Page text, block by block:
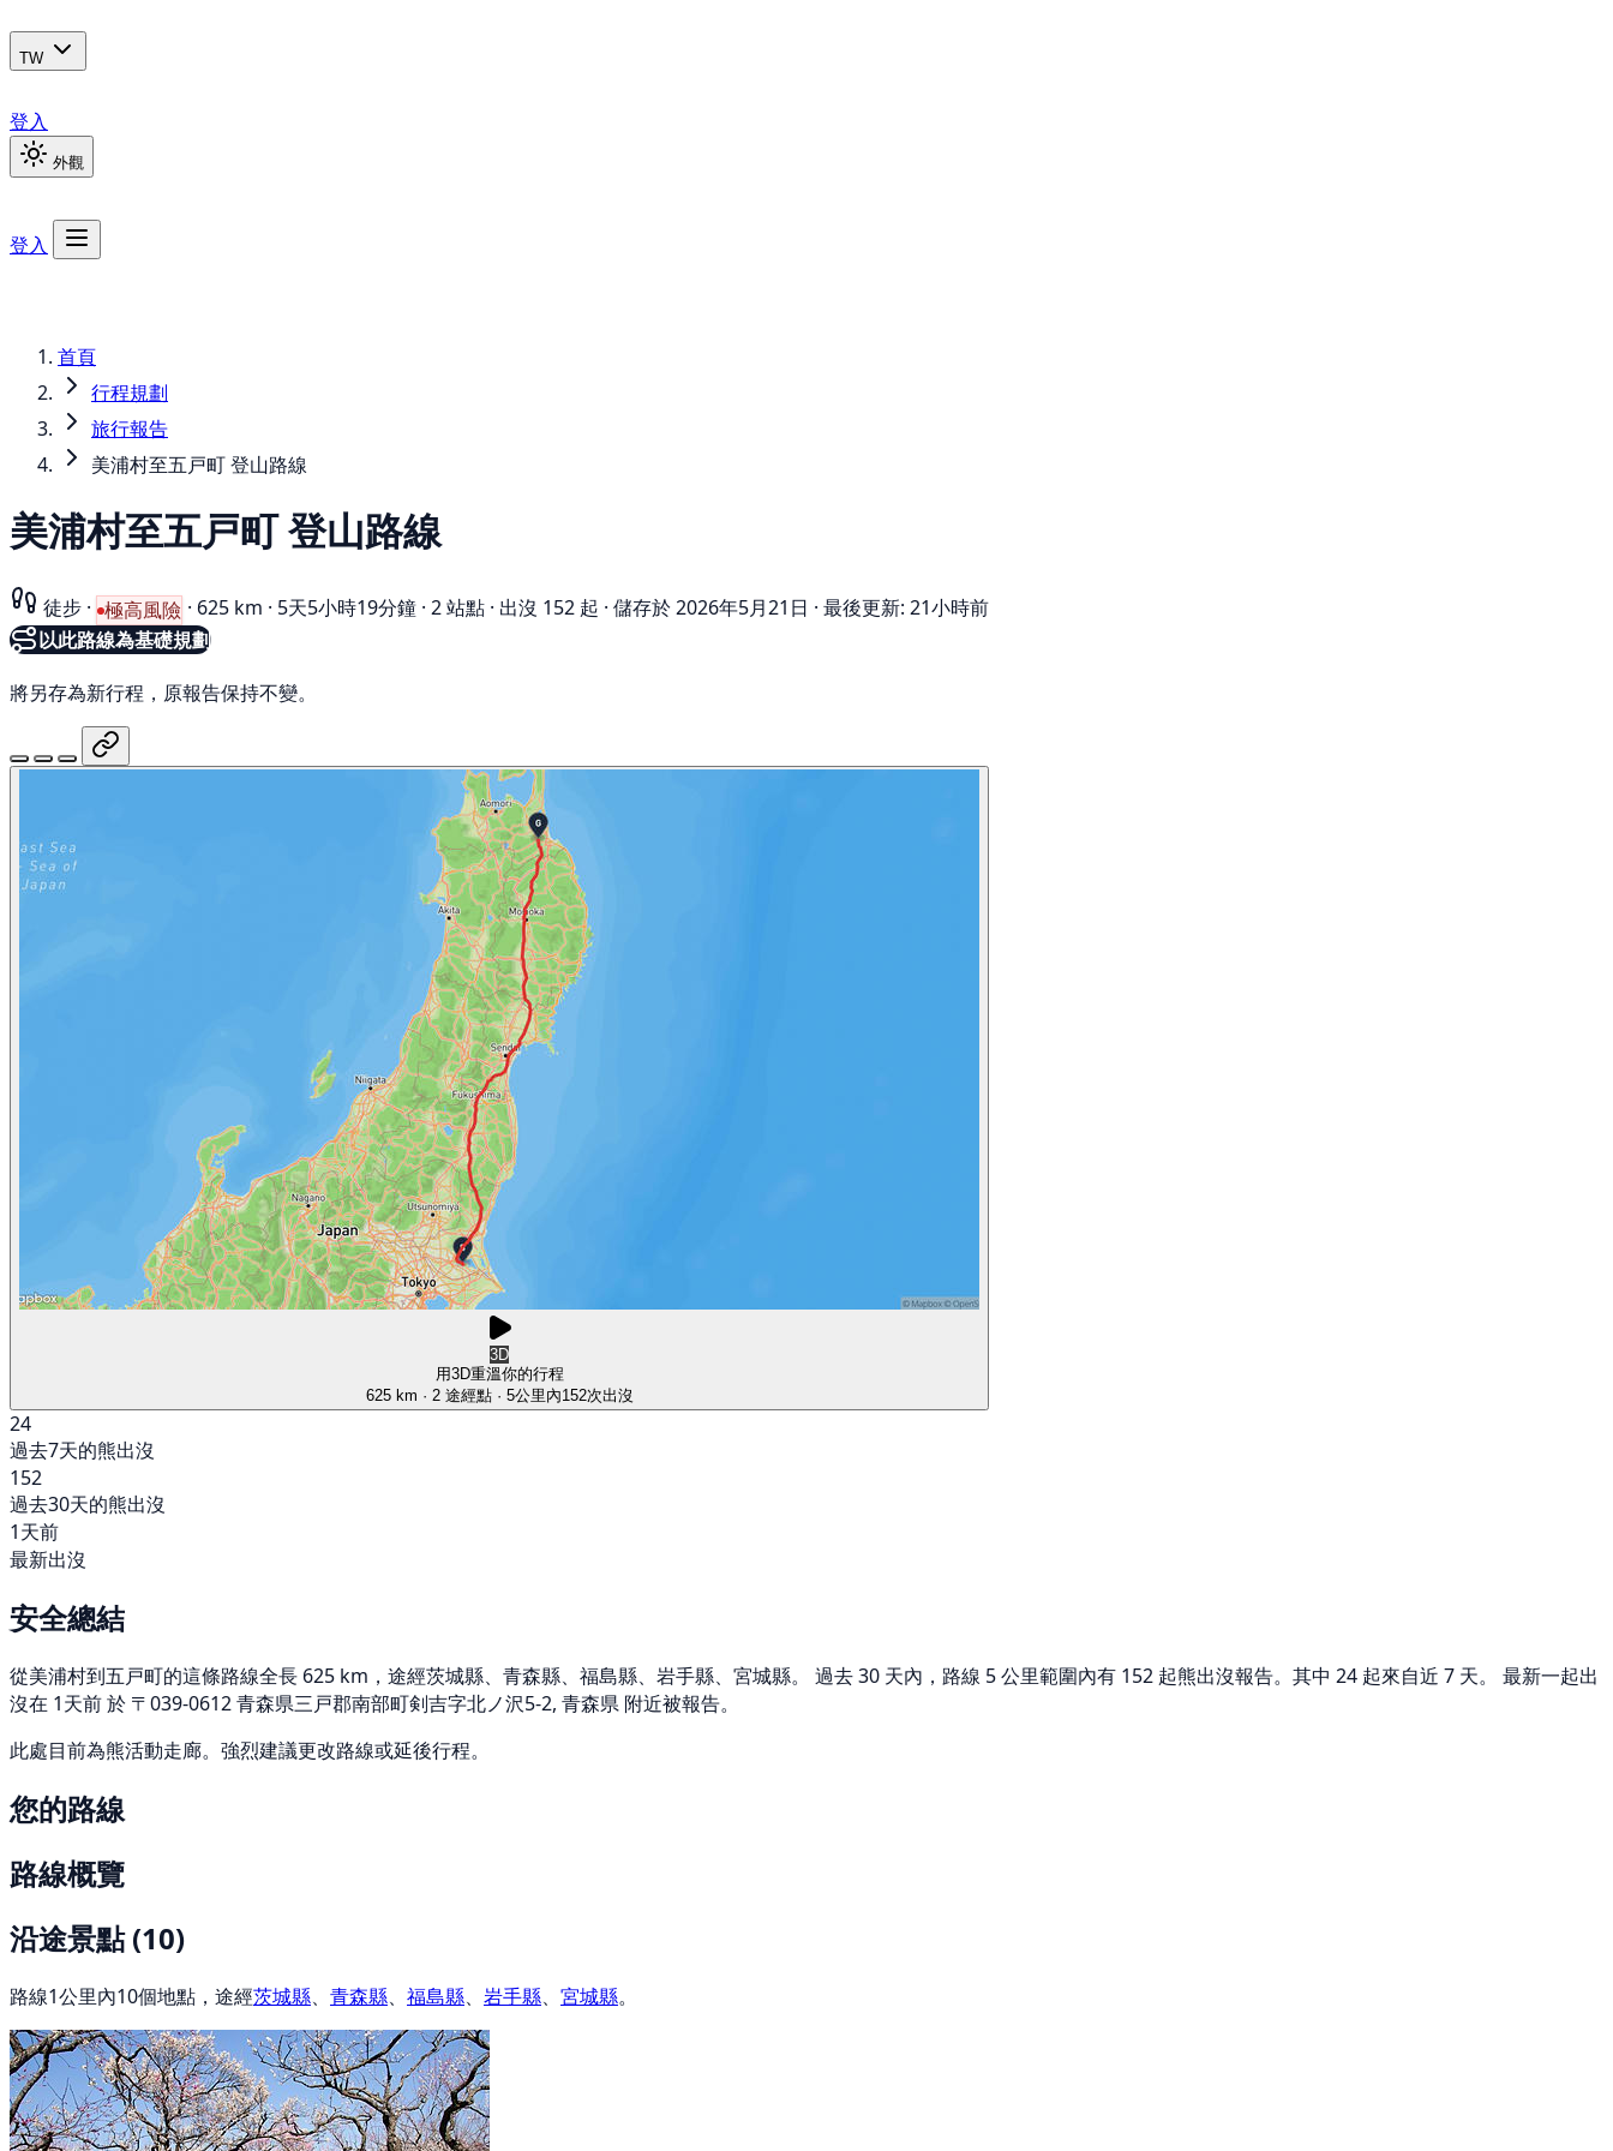
TW
登入
外觀
登入
首頁
行程規劃
旅行報告
美浦村至五戸町 登山路線
美浦村至五戸町 登山路線
徒步 · 極高風險 · 625 km · 5天5小時19分鐘 · 2 站點 · 出沒 152 起 · 儲存於 2026年5月21日 · 最後更新: 21小時前
以此路線為基礎規劃
將另存為新行程，原報告保持不變。
3D
用3D重溫你的行程
625 km · 2 途經點· 5公里內152次出沒
24
過去7天的熊出沒
152
過去30天的熊出沒
1天前
最新出沒
安全總結
從美浦村到五戸町的這條路線全長 625 km，途經茨城縣、青森縣、福島縣、岩手縣、宮城縣。 過去 30 天內，路線 5 公里範圍內有 152 起熊出沒報告。其中 24 起來自近 7 天。 最新一起出
沒在 1天前 於 〒039-0612 青森県三戸郡南部町剣吉字北ノ沢5-2, 青森県 附近被報告。
此處目前為熊活動走廊。強烈建議更改路線或延後行程。
您的路線
路線概覽
沿途景點(10)
路線1公里內10個地點，途經茨城縣、 青森縣、 福島縣、 岩手縣、 宮城縣。